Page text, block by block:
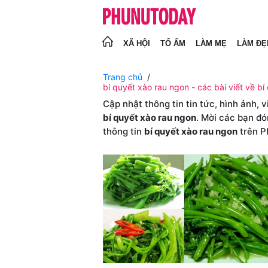
XÃ HỘI TỔ ẤM LÀM MẸ LÀM
Trang chủ
bí quyết xào rau ngon - các bài viết về
Cập nhật thông tin tin tức, hình ảnh,
bí quyết xào rau ngon. Mời các bạn
thông tin bí quyết xào rau ngon trên